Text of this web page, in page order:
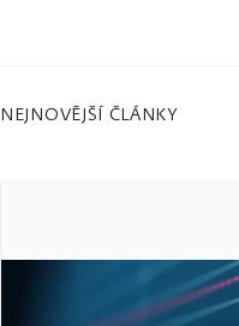
NEJNOVĚJŠÍ ČLÁNKY